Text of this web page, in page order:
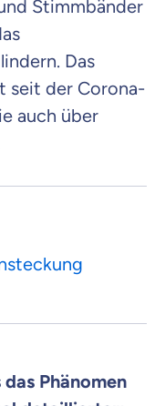
Stimmbänder
Das
seit der Corona-
auch über
Phänomen